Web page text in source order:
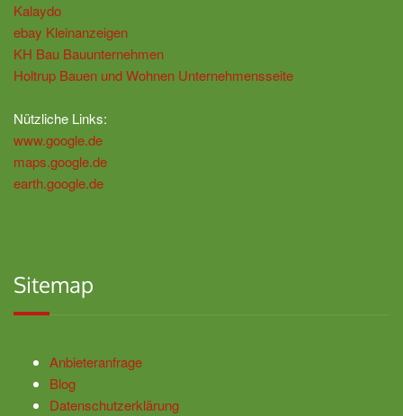
Kalaydo
ebay Kleinanzeigen
KH Bau Bauunternehmen
Holtrup Bauen und Wohnen Unternehmensseite
Nützliche Links:
www.google.de
maps.google.de
earth.google.de
Sitemap
Anbieteranfrage
Blog
Datenschutzerklärung